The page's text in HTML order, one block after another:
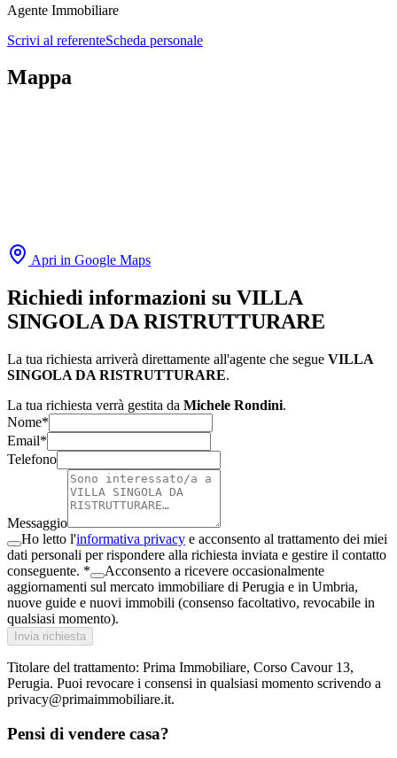
Agente Immobiliare
Scrivi al referenteScheda personale
Mappa
Apri in Google Maps
Richiedi informazioni su VILLA
SINGOLA DA RISTRUTTURARE
La tua richiesta arriverà direttamente all'agente che segue VILLA
SINGOLA DA RISTRUTTURARE.
La tua richiesta verrà gestita da Michele Rondini.
Nome*
Email*
Telefono
Messaggio
Ho letto l'informativa privacy e acconsento al trattamento dei miei
dati personali per rispondere alla richiesta inviata e gestire il contatto
conseguente. *
Acconsento a ricevere occasionalmente
aggiornamenti sul mercato immobiliare di Perugia e in Umbria,
nuove guide e nuovi immobili (consenso facoltativo, revocabile in
qualsiasi momento).
Invia richiesta
Titolare del trattamento: Prima Immobiliare, Corso Cavour 13,
Perugia. Puoi revocare i consensi in qualsiasi momento scrivendo a
privacy@primaimmobiliare.it.
Pensi di vendere casa?